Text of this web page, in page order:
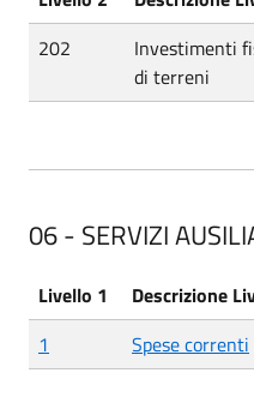
202
Investimenti
di terreni
06 - SERVIZI
Livello 1 Descrizione
1
Spese correnti